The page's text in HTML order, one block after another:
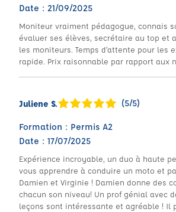
Date : 21/09/2025
Moniteur vraiment pédagogue, connais
évaluer ses élèves, secrétaire au top et
les moniteurs. Temps d’attente pour les
rapide. Prix raisonnable par rapport aux
Juliene S. (5/5)
Formation : Permis A2
Date : 17/07/2025
Expérience incroyable, un duo à haute
vous apprendre à conduire un moto et
Damien et Virginie ! Damien donne des
chacun son niveau! Un prof génial avec
leçons sont intéressante et agréable ! Il